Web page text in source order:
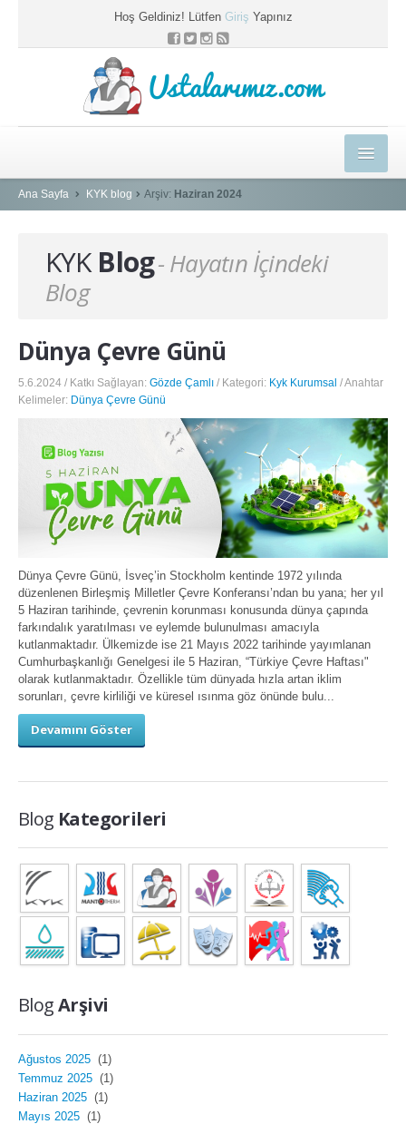
Hoş Geldiniz! Lütfen Giriş Yapınız
Ustalarımız.com
HEDİYELER
KYK BLOG
PROFESYONEL ÇÖZÜMLER
SEPETİM
Ana Sayfa KYK blog Arşiv: Haziran 2024
KYKBlog- Hayatın İçindeki
Blog
Dünya Çevre Günü
5.6.2024 / Katkı Sağlayan: Gözde Çamlı / Kategori: Kyk Kurumsal / Anahtar
Kelimeler: Dünya Çevre Günü
Dünya Çevre Günü, İsveç’in Stockholm kentinde 1972 yılında
düzenlenen Birleşmiş Milletler Çevre Konferansı’ndan bu yana; her yıl
5 Haziran tarihinde, çevrenin korunması konusunda dünya çapında
farkındalık yaratılması ve eylemde bulunulması amacıyla
kutlanmaktadır. Ülkemizde ise 21 Mayıs 2022 tarihinde yayımlanan
Cumhurbaşkanlığı Genelgesi ile 5 Haziran, “Türkiye Çevre Haftası"
olarak kutlanmaktadır. Özellikle tüm dünyada hızla artan iklim
sorunları, çevre kirliliği ve küresel ısınma göz önünde bulu...
Devamını Göster
Blog Kategorileri
BlogArşivi
Ağustos 2025 (1)
Temmuz 2025 (1)
Haziran 2025 (1)
Mayıs 2025 (1)